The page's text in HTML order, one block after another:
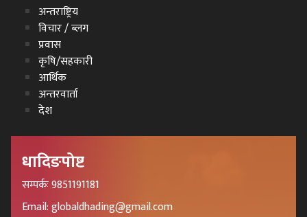
अन्तराष्ट्रिय
विचार / ब्लग
प्रवास
कृषि/सहकारी
आर्थिक
अन्तरवार्ता
देश
धादिङपोष्ट
सम्पर्कः 9851191181
Email: globaldhading@gmail.com